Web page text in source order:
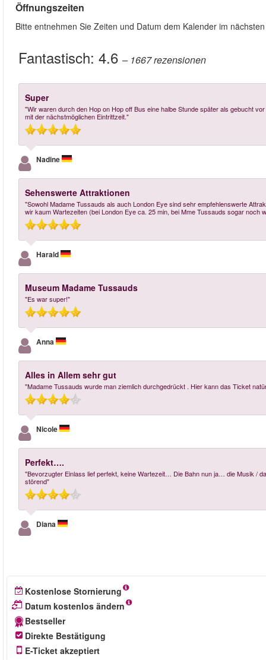
Öffnungszeiten
Bitte entnehmen Sie Zeiten und Datum dem Kalender im
Fantastisch: 4.6 – 1667rezensionen
Super
"Wir waren durch den Hop on Hop off Bus eine halbe Stunde später als gebucht
mit der nächstmöglichen Eintrittzeit."
Nadine
Sehenswerte Attraktionen
"Sowohl Madame Tussauds als auch London Eye sind sehr empfehlenswerte
wir kaum Wartezeiten (bei London Eye ca. 25 min, bei Mme Tussauds sogar noch
Harald
Museum Madame Tussauds
"Es war super!"
Anna
Alles in Allem sehr gut
"Madame Tussauds wurde man ziemlich durchgedrückt . Hier kann das Ticket
Nicole
Perfekt….
"Bevorzugter Einlass lief perfekt, keine Wartezeit… Die Bahn nun ja… die Musik /
störend"
Diana
Kostenlose Stornierung
Datum kostenlos ändern
Bestseller
Direkte Bestätigung
E-Ticket akzeptiert